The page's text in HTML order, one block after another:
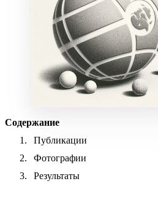
Содержание
Публикации
Фотографии
Результаты